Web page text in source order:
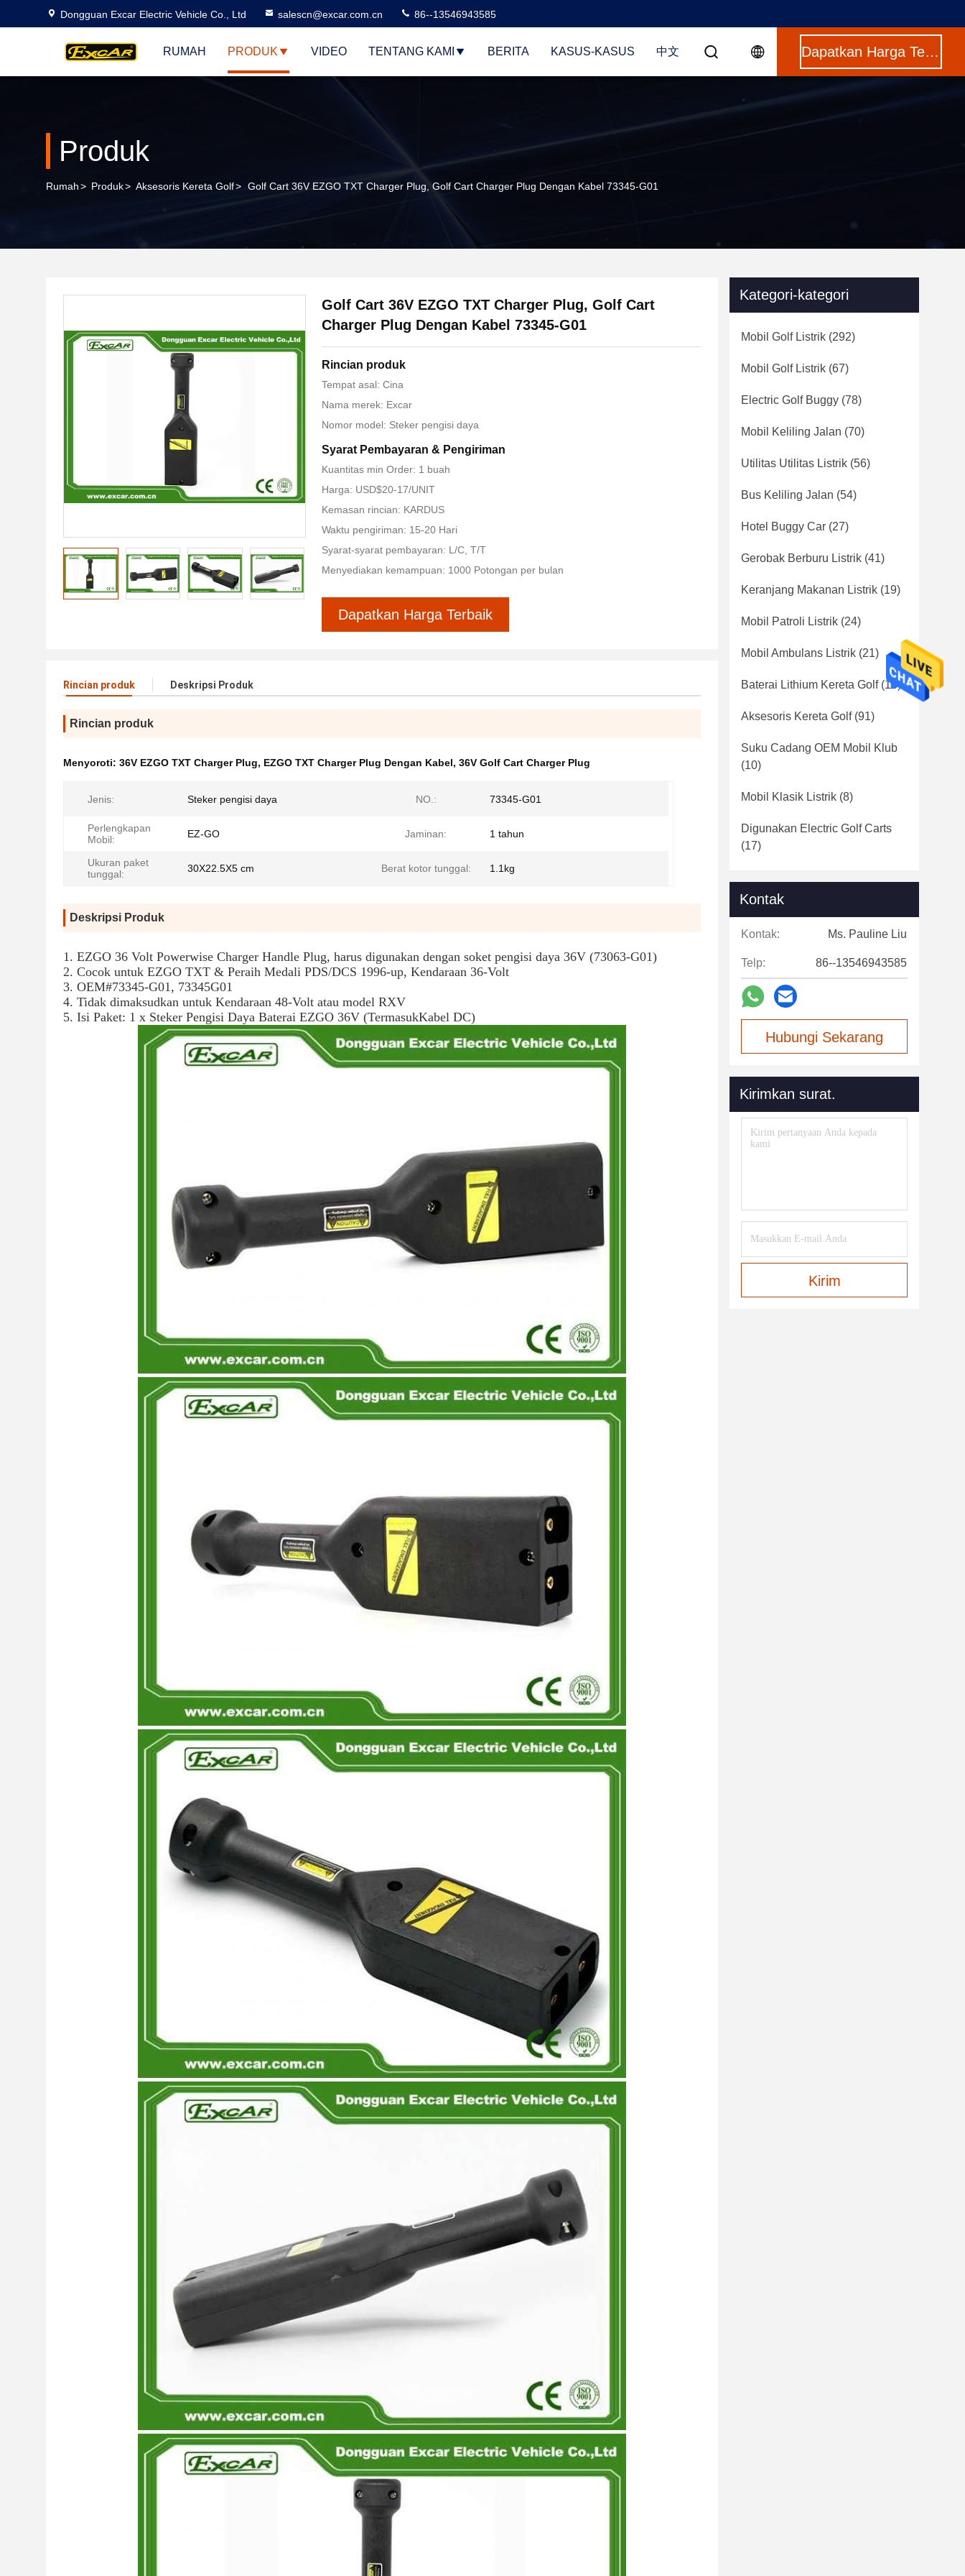
Dongguan Excar Electric Vehicle Co., Ltd salescn@excar.com.cn 86--13546943585
RUMAH PRODUK VIDEO TENTANG KAMI BERITA KASUS-KASUS 中文 Dapatkan Harga Terbaik
Produk
Rumah> Produk> Aksesoris Kereta Golf> Golf Cart 36V EZGO TXT Charger Plug, Golf Cart Charger Plug Dengan Kabel 73345-G01
Golf Cart 36V EZGO TXT Charger Plug, Golf Cart
Charger Plug Dengan Kabel 73345-G01
Rincian produk
Tempat asal: Cina
Nama merek: Excar
Nomor model: Steker pengisi daya
Syarat Pembayaran & Pengiriman
Kuantitas min Order: 1 buah
Harga: USD$20-17/UNIT
Kemasan rincian: KARDUS
Waktu pengiriman: 15-20 Hari
Syarat-syarat pembayaran: L/C, T/T
Menyediakan kemampuan: 1000 Potongan per bulan
Dapatkan Harga Terbaik
Rincian produk Deskripsi Produk
Rincian produk
Menyoroti: 36V EZGO TXT Charger Plug, EZGO TXT Charger Plug Dengan Kabel, 36V Golf Cart Charger Plug
Jenis: Steker pengisi daya NO.: 73345-G01
Perlengkapan
Mobil:
EZ-GO Jaminan: 1 tahun
Ukuran paket
tunggal:
30X22.5X5 cm Berat kotor tunggal: 1.1kg
Deskripsi Produk
1. EZGO 36 Volt Powerwise Charger Handle Plug, harus digunakan dengan soket pengisi daya 36V (73063-G01)
2. Cocok untuk EZGO TXT & Peraih Medali PDS/DCS 1996-up, Kendaraan 36-Volt
3. OEM#73345-G01, 73345G01
4. Tidak dimaksudkan untuk Kendaraan 48-Volt atau model RXV
5. Isi Paket: 1 x Steker Pengisi Daya Baterai EZGO 36V (TermasukKabel DC)
Kategori-kategori
Mobil Golf Listrik (292)
Mobil Golf Listrik (67)
Electric Golf Buggy (78)
Mobil Keliling Jalan (70)
Utilitas Utilitas Listrik (56)
Bus Keliling Jalan (54)
Hotel Buggy Car (27)
Gerobak Berburu Listrik (41)
Keranjang Makanan Listrik (19)
Mobil Patroli Listrik (24)
Mobil Ambulans Listrik (21)
Baterai Lithium Kereta Golf(16)
Aksesoris Kereta Golf(91)
Suku Cadang OEM Mobil Klub
(10)
Mobil Klasik Listrik (8)
Digunakan Electric Golf Carts
(17)
Kontak
Kontak: Ms. Pauline Liu
Telp: 86--13546943585
Hubungi Sekarang
Kirimkan surat.
Kirim